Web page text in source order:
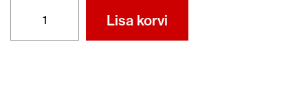
72531-
Lisa korvi